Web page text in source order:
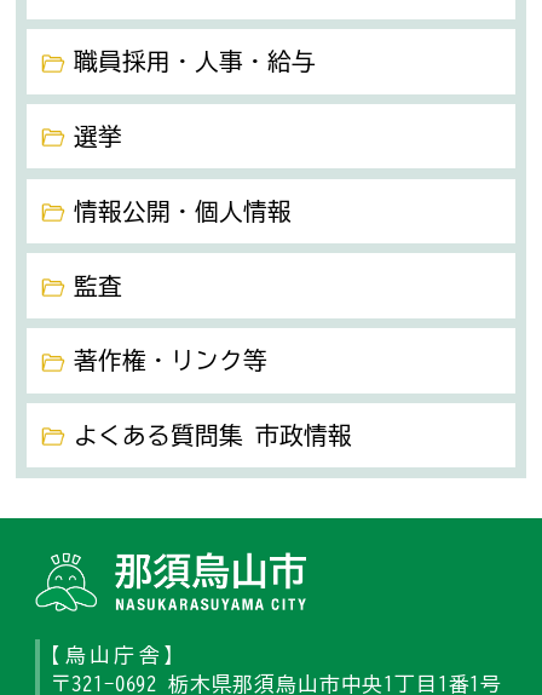
職員採用・人事・給与
選挙
情報公開・個人情報
監査
著作権・リンク等
よくある質問集 市政情報
【烏山庁舎】
〒321-0692 栃木県那須烏山市中央1丁目1番1号